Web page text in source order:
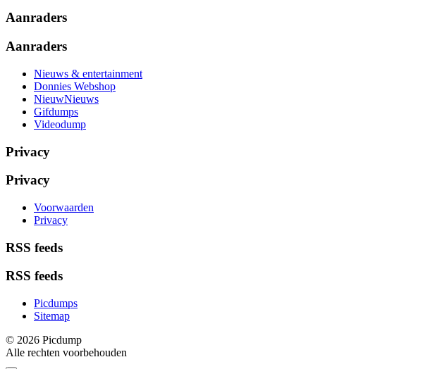
Aanraders
Aanraders
Nieuws & entertainment
Donnies Webshop
NieuwNieuws
Gifdumps
Videodump
Privacy
Privacy
Voorwaarden
Privacy
RSS feeds
RSS feeds
Picdumps
Sitemap
© 2026 Picdump
Alle rechten voorbehouden